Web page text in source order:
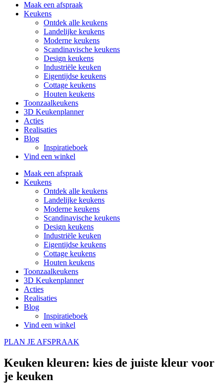
Maak een afspraak
Keukens
Ontdek alle keukens
Landelijke keukens
Moderne keukens
Scandinavische keukens
Design keukens
Industriële keuken
Eigentijdse keukens
Cottage keukens
Houten keukens
Toonzaalkeukens
3D Keukenplanner
Acties
Realisaties
Blog
Inspiratieboek
Vind een winkel
Maak een afspraak
Keukens
Ontdek alle keukens
Landelijke keukens
Moderne keukens
Scandinavische keukens
Design keukens
Industriële keuken
Eigentijdse keukens
Cottage keukens
Houten keukens
Toonzaalkeukens
3D Keukenplanner
Acties
Realisaties
Blog
Inspiratieboek
Vind een winkel
PLAN JE AFSPRAAK
Keuken kleuren: kies de juiste kleur voor
je keuken